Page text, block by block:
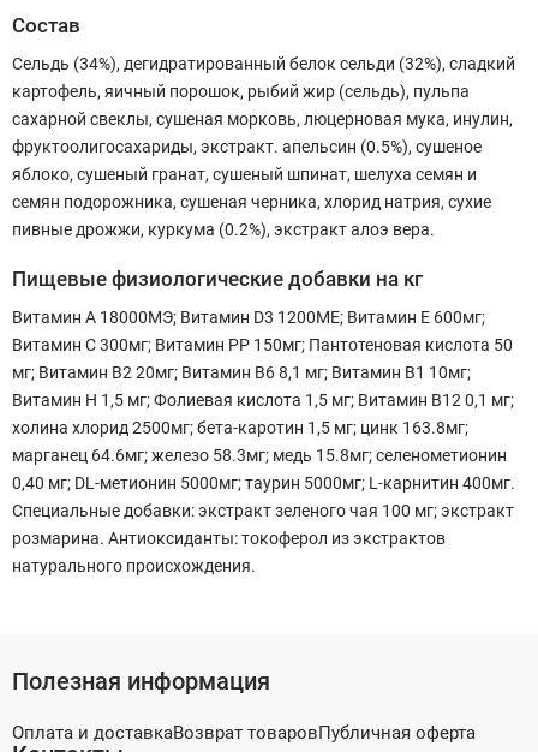
Состав
Сельдь (34%), дегидратированный белок сельди (32%), сладкий
картофель, яичный порошок, рыбий жир (сельдь), пульпа
сахарной свеклы, сушеная морковь, люцерновая мука, инулин,
фруктоолигосахариды, экстракт. апельсин (0.5%), сушеное
яблоко, сушеный гранат, сушеный шпинат, шелуха семян и
семян подорожника, сушеная черника, хлорид натрия, сухие
пивные дрожжи, куркума (0.2%), экстракт алоэ вера.
Пищевые физиологические добавки на кг
Витамин А 18000МЭ; Витамин D3 1200МЕ; Витамин Е 600мг;
Витамин С 300мг; Витамин РР 150мг; Пантотеновая кислота 50
мг; Витамин В2 20мг; Витамин В6 8,1 мг; Витамин В1 10мг;
Витамин Н 1,5 мг; Фолиевая кислота 1,5 мг; Витамин В12 0,1 мг;
холина хлорид 2500мг; бета-каротин 1,5 мг; цинк 163.8мг;
марганец 64.6мг; железо 58.3мг; медь 15.8мг; селенометионин
0,40 мг; DL-метионин 5000мг; таурин 5000мг; L-карнитин 400мг.
Специальные добавки: экстракт зеленого чая 100 мг; экстракт
розмарина. Антиоксиданты: токоферол из экстрактов
натурального происхождения.
Полезная информация
Оплата и доставкаВозврат товаровПубличная оферта